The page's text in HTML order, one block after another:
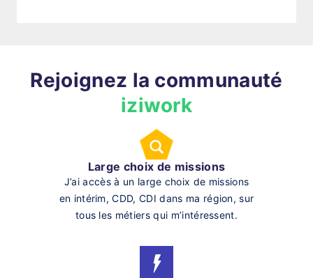
Rejoignez la communauté
iziwork
Large choix de missions
J’ai accès à un large choix de missions
en intérim, CDD, CDI dans ma région, sur
tous les métiers qui m’intéressent.